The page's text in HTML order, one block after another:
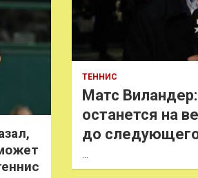
ТЕННИС
Матс
останется на
до
…